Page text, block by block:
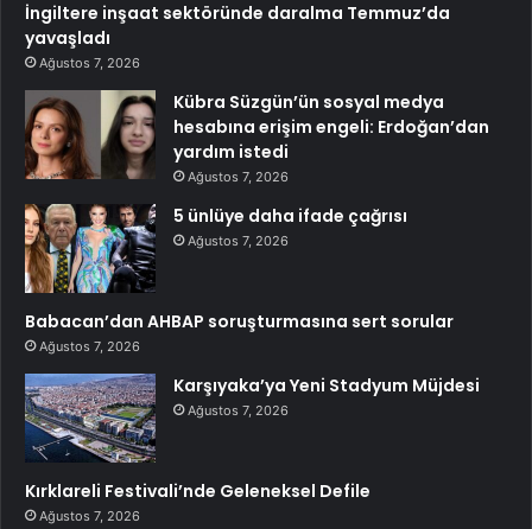
İngiltere inşaat sektöründe daralma Temmuz’da
yavaşladı
Ağustos 7, 2026
Kübra Süzgün’ün sosyal medya
hesabına erişim engeli: Erdoğan’dan
yardım istedi
Ağustos 7, 2026
5 ünlüye daha ifade çağrısı
Ağustos 7, 2026
Babacan’dan AHBAP soruşturmasına sert sorular
Ağustos 7, 2026
Karşıyaka’ya Yeni Stadyum Müjdesi
Ağustos 7, 2026
Kırklareli Festivali’nde Geleneksel Defile
Ağustos 7, 2026